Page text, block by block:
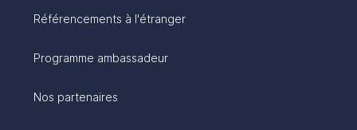
Référencements à l'étranger
Programme ambassadeur
Nos partenaires